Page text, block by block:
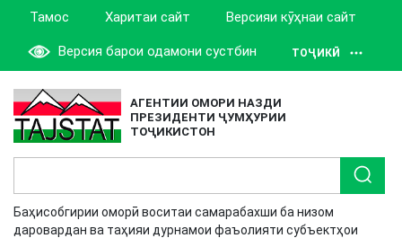
Тамос Харитаи сайт Версияи кӯҳнаи сайт
Версия барои одамони сустбин ТОҶИКӢ
АГЕНТИИ ОМОРИ НАЗДИ
ПРЕЗИДЕНТИ ҶУМҲУРИИ
ТОҶИКИСТОН
Баҳисобгирии оморӣ воситаи самарабахши ба низом
даровардан ва таҳияи дурнамои фаъолияти субъектҳои